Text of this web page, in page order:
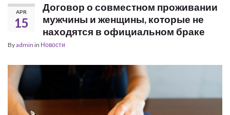
APR
15
Договор о совместном проживании
мужчины и женщины, которые не
находятся в официальном браке
Byadmin in Новости